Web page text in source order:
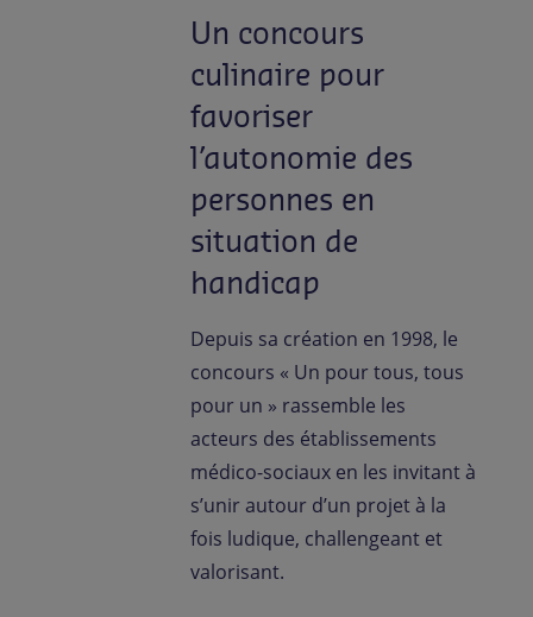
Un concours
culinaire pour
favoriser
l’autonomie des
personnes en
situation de
handicap
Depuis sa création en 1998, le
concours « Un pour tous, tous
pour un » rassemble les
acteurs des établissements
médico-sociaux en les invitant à
s’unir autour d’un projet à la
fois ludique, challengeant et
valorisant.